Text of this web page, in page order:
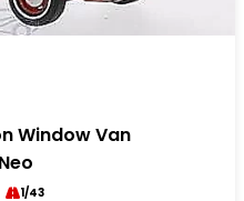
Window Van
1/43